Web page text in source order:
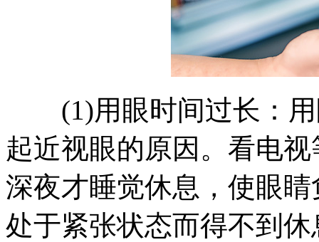
(1)用眼时间过长：用
起近视眼的原因。看电
深夜才睡觉休息，使眼
处于紧张状态而得不到